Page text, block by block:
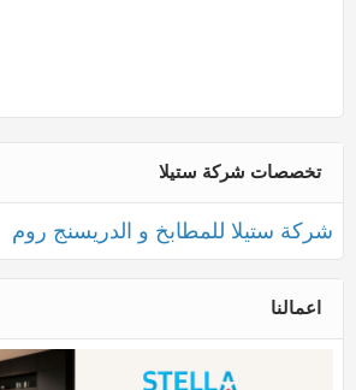
تخصصات شركة ستيلا
شركة ستيلا للمطابخ و الدريسنج روم
اعمالنا